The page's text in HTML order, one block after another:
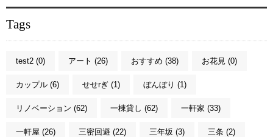
Tags
test2 (0) アート (26) おすすめ (38) お花見 (0)
カップル (6) せせrぎ (1) ぼんぼり (1)
リノベーション (62) 一棟貸し (62) 一軒家 (33)
一軒屋 (26) 三密回避 (22) 三年坂 (3) 三条 (2)